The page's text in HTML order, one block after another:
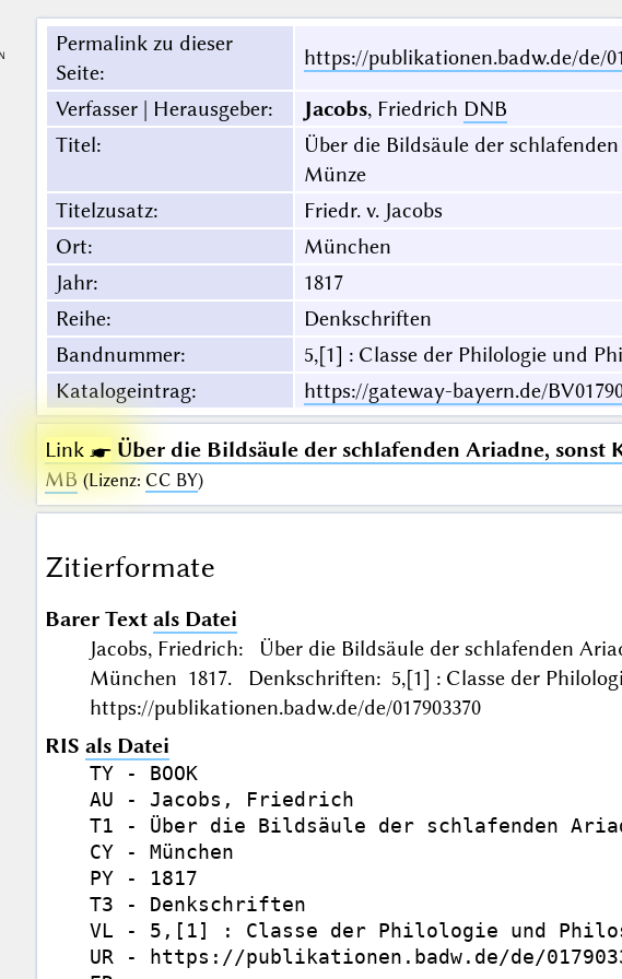
Permalink zu dieser
Seite:
https://publikationen.badw.de/de/
Verfasser | Herausgeber: Jacobs, Friedrich DNB
Titel:
Über die Bildsäule der
Münze
Titelzusatz:
Friedr. v. Jacobs
Ort:
München
Jahr:
1817
Reihe:
Denkschriften
Bandnummer:
5,[1] : Classe der Philologie und
Katalogeintrag: https://gateway-bayern.de/
Link ☛ Über die Bildsäule der schlafenden Ariadne, sonst
MB (Lizenz: CC BY)
Zitierformate
Barer Text als Datei
Jacobs, Friedrich: Über die Bildsäule der schlafenden
München 1817. Denkschriften: 5,[1] : Classe der
https://publikationen.badw.de/de/017903370
RIS als Datei
TY - BOOK
AU - Jacobs, Friedrich
T1 - Über die Bildsäule der schlafenden
CY - München
PY - 1817
T3 - Denkschriften
VL - 5,[1] : Classe der Philologie und
UR - https://publikationen.badw.de/de/